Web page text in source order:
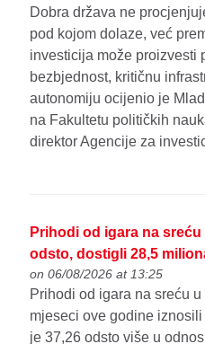
Dobra država ne
pod kojom dolaze, već
investicija može proizvesti
bezbjednost, kritičnu
autonomiju ocijenio je
na Fakultetu političkih
direktor Agencije za
Prihodi od igara na
odsto, dostigli 28,5
on 06/08/2026 at 13:25
Prihodi od igara na sreću
mjeseci ove godine
je 37,26 odsto više u